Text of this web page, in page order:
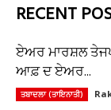
RECENT
ਏਅਰ ਮਾਰਸ਼ਲ
ਆਫ਼ ਦ ਏਅਰ...
ਤਬਾਦਲਾ (ਤਾਇਨਾਤੀ)